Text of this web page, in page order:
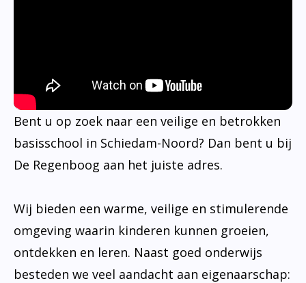
Bent u op zoek naar een veilige en betrokken
basisschool in Schiedam-Noord? Dan bent u bij
De Regenboog aan het juiste adres.
Wij bieden een warme, veilige en stimulerende
omgeving waarin kinderen kunnen groeien,
ontdekken en leren. Naast goed onderwijs
besteden we veel aandacht aan eigenaarschap: